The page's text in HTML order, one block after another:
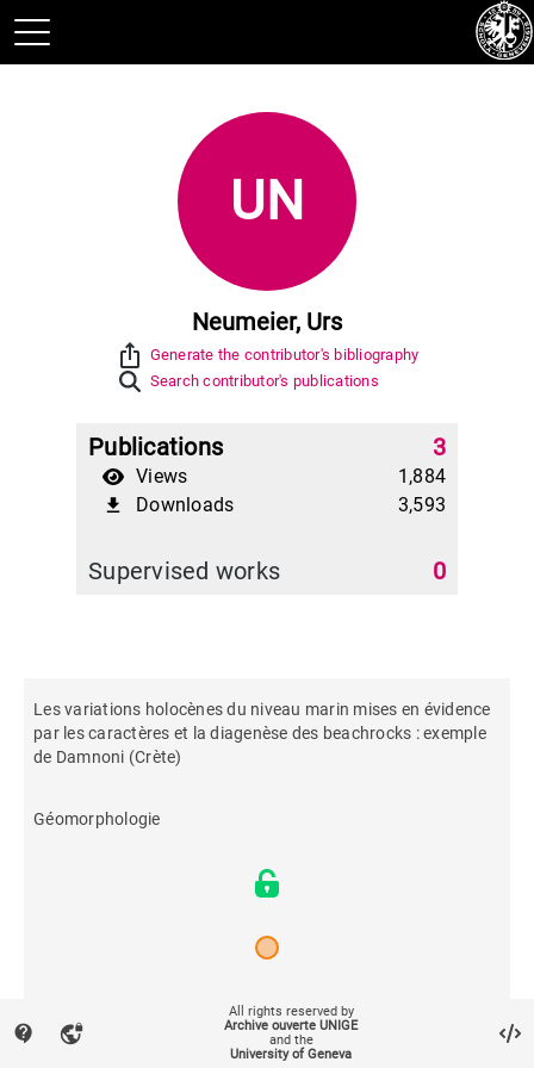
UN
Neumeier, Urs
ios_share Generate the contributor's bibliography
Search contributor's publications
Publications 3
Views 1,884
file_download Downloads 3,593
Supervised works 0
Les variations holocènes du niveau marin mises en évidence
par les caractères et la diagenèse des beachrocks : exemple
de Damnoni (Crète)
Géomorphologie
contact_support vpn_lock
All rights reserved by
Archive ouverte UNIGE
and the
University of Geneva